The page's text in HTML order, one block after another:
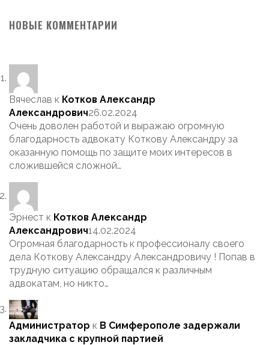
НОВЫЕ КОММЕНТАРИИ
Вячеслав к Котков Александр
Александрович26.02.2024
Очень доволен работой и выражаю огромную
благодарность адвокату Коткову Александру за
оказанную помощь по защите моих интересов в
сложившейся сложной…
Эрнест к Котков Александр
Александрович14.02.2024
Огромная благодарность к профессионалу своего
дела Коткову Александру Александровичу ! Попав в
трудную ситуацию обращался к различным
адвокатам, но никто…
Администратор к В Симферополе задержали
закладчика с крупной партией